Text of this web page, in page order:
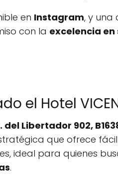
en Instagram, y una
con la excelencia en
el Hotel
del Libertador 902,
que ofrece
ideal para quienes
.